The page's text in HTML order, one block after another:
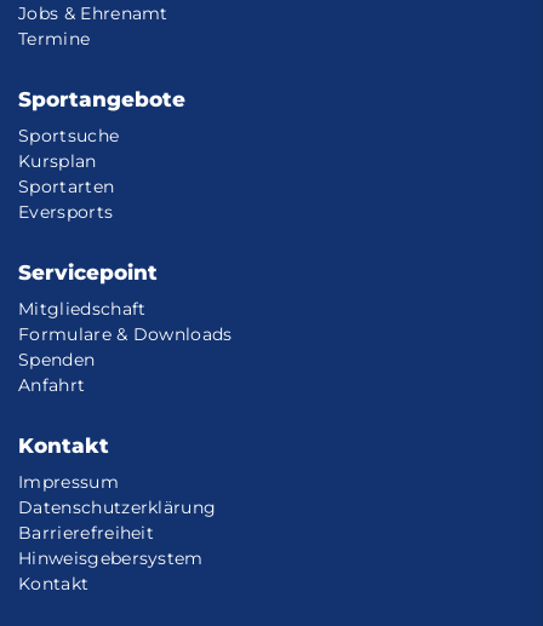
Jobs & Ehrenamt
Termine
Sportangebote
Sportsuche
Kursplan
Sportarten
Eversports
Servicepoint
Mitgliedschaft
Formulare & Downloads
Spenden
Anfahrt
Kontakt
Impressum
Datenschutzerklärung
Barrierefreiheit
Hinweisgebersystem
Kontakt